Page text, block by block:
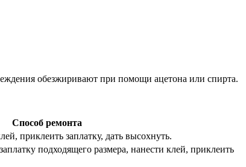
обезжиривают при помощи ацетона или спирта.
Способ ремонта
приклеить заплатку, дать высохнуть.
подходящего размера, нанести клей, приклеить